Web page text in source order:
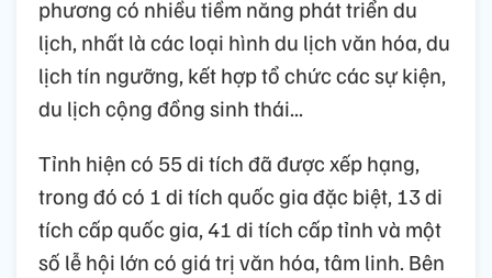
phương có nhiều tiềm năng phát triển du
lịch, nhất là các loại hình du lịch văn hóa, du
lịch tín ngưỡng, kết hợp tổ chức các sự kiện,
du lịch cộng đồng sinh thái...
Tỉnh hiện có 55 di tích đã được xếp hạng,
trong đó có 1 di tích quốc gia đặc biệt, 13 di
tích cấp quốc gia, 41 di tích cấp tỉnh và một
số lễ hội lớn có giá trị văn hóa, tâm linh. Bên